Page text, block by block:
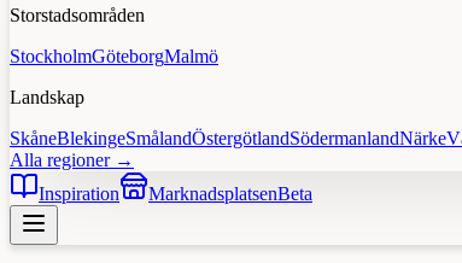
Storstadsområden
StockholmGöteborgMalmö
Landskap
SkåneBlekingeSmålandÖstergötlandSödermanlandNärke
Alla regioner →
Inspiration
MarknadsplatsenBeta